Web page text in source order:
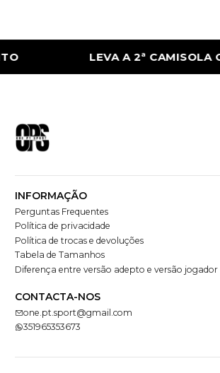
LEVA A 2ª CAMISOLA
INFORMAÇÃO
Perguntas Frequentes
Política de privacidade
Política de trocas e devoluções
Tabela de Tamanhos
Diferença entre versão adepto e versão jogador
CONTACTA-NOS
one.pt.sport@gmail.com
351965353673